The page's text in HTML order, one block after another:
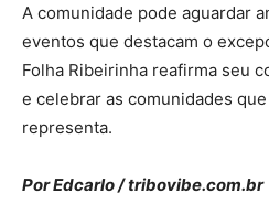
A comunidade pode aguardar
eventos que destacam o
Folha Ribeirinha reafirma seu
e celebrar as comunidades
representa.
Por Edcarlo / tribovibe.com.br